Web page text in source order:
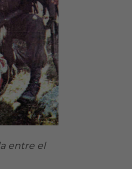
entre el